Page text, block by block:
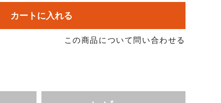
カートに入れる
この商品について問い合わせる